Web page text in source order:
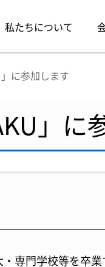
私たちについて
に参加します
」に
専門学校等を卒